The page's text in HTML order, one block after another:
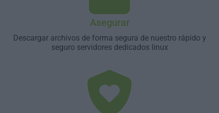
Asegurar
Descargar archivos de forma segura de nuestro rápido y
seguro servidores dedicados linux